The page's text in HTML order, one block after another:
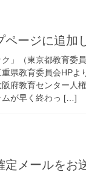
ージに追加
ク」（東京都教育委
県教育委員会HPよ
府教育センター人
ムが早く終わっ […]
定メールをお